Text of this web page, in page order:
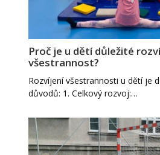
Proč je u dětí důležité
všestrannost?
Rozvíjení všestrannosti u dětí je
důvodů: 1. Celkový rozvoj:…